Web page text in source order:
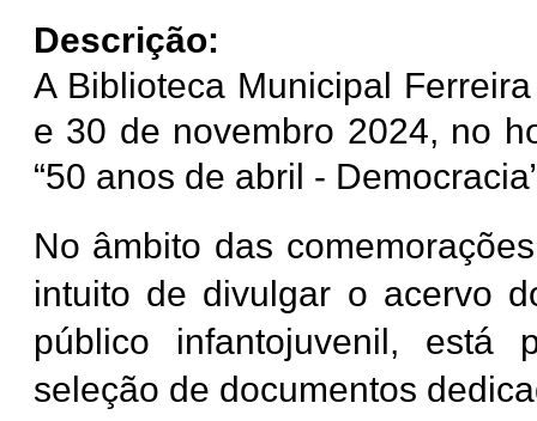
Descrição:
A Biblioteca Municipal
e 30 de novembro 2024, no
“50 anos de abril -
No âmbito das
intuito de divulgar o acervo
público infantojuvenil, está
seleção de documentos